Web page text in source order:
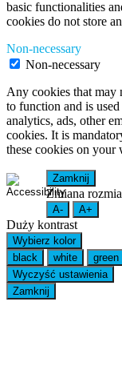
basic functionalities
cookies do not store
Non-necessary
Non-necessary
Any cookies that may
to function and is
analytics, ads, other
cookies. It is
these cookies on your
Zamknij
Zmiana
A- A+
Duży kontrast
Wybierz kolor
black
white green
Wyczyść ustawienia
Zamknij